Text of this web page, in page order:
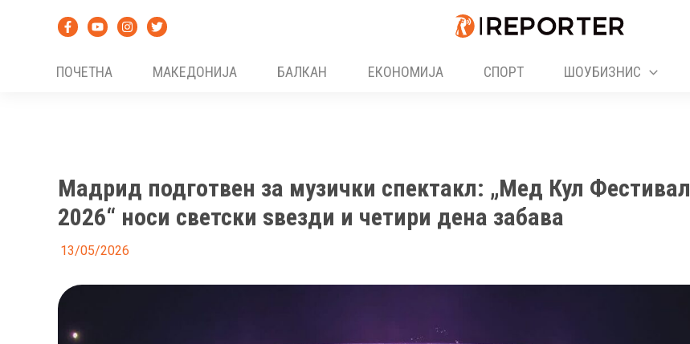
ПОЧЕТНА
МАКЕДОНИЈА БАЛКАН ЕКОНОМИЈА СПОРТ ШОУБИЗНИС
Мадрид подготвен за музички спектакл: „Мед Кул Фестивал
2026“ носи светски ѕвезди и четири дена забава
13/05/2026